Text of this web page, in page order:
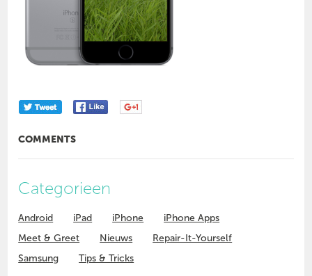
COMMENTS
Categorieen
Android iPad iPhone
iPhone Apps
Meet & Greet
Nieuws
Repair-It-Yourself
Samsung
Tips & Tricks